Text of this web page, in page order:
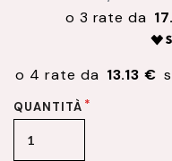
13.13 €
QUANTITÀ